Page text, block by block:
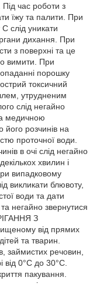
час роботи з
їжу та палити. При
слід уникати
дихання. При
з поверхні та це
вимити. При
порошку
токсичний
утрудненим
слід негайно
медичною
розчинів на
проточної води.
в очі слід негайно
хвилин і
випадковому
викликати блювоту,
води та дати
негайно звернутися
З
від прямих
та тварин.
займистих речовин,
від 0°C до 30°C.
пакування.